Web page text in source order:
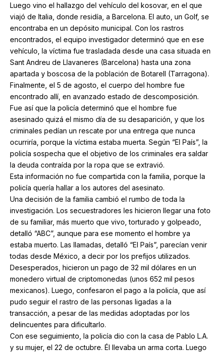
Luego vino el hallazgo del vehículo del kosovar, en el que
viajó de Italia, donde residía, a Barcelona. El auto, un Golf, se
encontraba en un depósito municipal. Con los rastros
encontrados, el equipo investigador determinó que en ese
vehículo, la víctima fue trasladada desde una casa situada en
Sant Andreu de Llavaneres (Barcelona) hasta una zona
apartada y boscosa de la población de Botarell (Tarragona).
Finalmente, el 5 de agosto, el cuerpo del hombre fue
encontrado allí, en avanzado estado de descomposición.
Fue así que la policía determinó que el hombre fue
asesinado quizá el mismo día de su desaparición, y que los
criminales pedían un rescate por una entrega que nunca
ocurriría, porque la víctima estaba muerta. Según “El País”, la
policía sospecha que el objetivo de los criminales era saldar
la deuda contraída por la ropa que se extravió.
Esta información no fue compartida con la familia, porque la
policía quería hallar a los autores del asesinato.
Una decisión de la familia cambió el rumbo de toda la
investigación. Los secuestradores les hicieron llegar una foto
de su familiar, más muerto que vivo, torturado y golpeado,
detalló “ABC”, aunque para ese momento el hombre ya
estaba muerto. Las llamadas, detalló “El País”, parecían venir
todas desde México, a decir por los prefijos utilizados.
Desesperados, hicieron un pago de 32 mil dólares en un
monedero virtual de criptomonedas (unos 652 mil pesos
mexicanos). Luego, confesaron el pago a la policía, que así
pudo seguir el rastro de las personas ligadas a la
transacción, a pesar de las medidas adoptadas por los
delincuentes para dificultarlo.
Con ese seguimiento, la policía dio con la casa de Pablo L.A.
y su mujer, el 22 de octubre. Él llevaba un arma corta. Luego